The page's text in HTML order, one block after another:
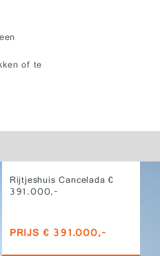
of te
Rijtjeshuis Cancelada €
391.000,-
PRIJS € 391.000,-